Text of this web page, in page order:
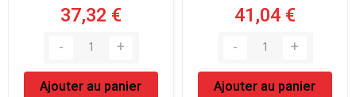
37,32 €
Ajouter au panier
41,04 €
Ajouter au panier